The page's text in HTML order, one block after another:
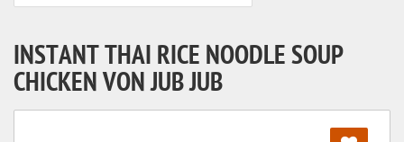
INSTANT THAI RICE NOODLE SOUP
CHICKEN VON JUB JUB